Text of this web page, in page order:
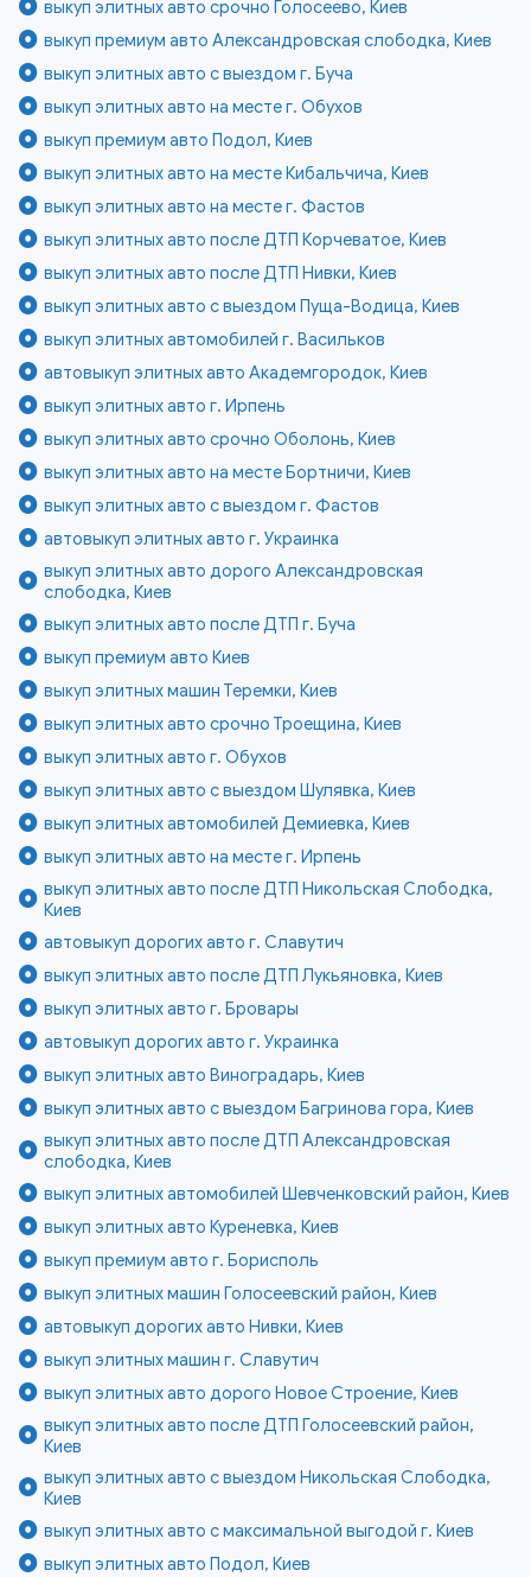
выкуп элитных авто срочно Голосеево, Киев
выкуп премиум авто Александровская слободка, Киев
выкуп элитных авто с выездом г. Буча
выкуп элитных авто на месте г. Обухов
выкуп премиум авто Подол, Киев
выкуп элитных авто на месте Кибальчича, Киев
выкуп элитных авто на месте г. Фастов
выкуп элитных авто после ДТП Корчеватое, Киев
выкуп элитных авто после ДТП Нивки, Киев
выкуп элитных авто с выездом Пуща-Водица, Киев
выкуп элитных автомобилей г. Васильков
автовыкуп элитных авто Академгородок, Киев
выкуп элитных авто г. Ирпень
выкуп элитных авто срочно Оболонь, Киев
выкуп элитных авто на месте Бортничи, Киев
выкуп элитных авто с выездом г. Фастов
автовыкуп элитных авто г. Украинка
выкуп элитных авто дорого Александровская
слободка, Киев
выкуп элитных авто после ДТП г. Буча
выкуп премиум авто Киев
выкуп элитных машин Теремки, Киев
выкуп элитных авто срочно Троещина, Киев
выкуп элитных авто г. Обухов
выкуп элитных авто с выездом Шулявка, Киев
выкуп элитных автомобилей Демиевка, Киев
выкуп элитных авто на месте г. Ирпень
выкуп элитных авто после ДТП Никольская Слободка,
Киев
автовыкуп дорогих авто г. Славутич
выкуп элитных авто после ДТП Лукьяновка, Киев
выкуп элитных авто г. Бровары
автовыкуп дорогих авто г. Украинка
выкуп элитных авто Виноградарь, Киев
выкуп элитных авто с выездом Багринова гора, Киев
выкуп элитных авто после ДТП Александровская
слободка, Киев
выкуп элитных автомобилей Шевченковский район, Киев
выкуп элитных авто Куреневка, Киев
выкуп премиум авто г. Борисполь
выкуп элитных машин Голосеевский район, Киев
автовыкуп дорогих авто Нивки, Киев
выкуп элитных машин г. Славутич
выкуп элитных авто дорого Новое Строение, Киев
выкуп элитных авто после ДТП Голосеевский район,
Киев
выкуп элитных авто с выездом Никольская Слободка,
Киев
выкуп элитных авто с максимальной выгодой г. Киев
выкуп элитных авто Подол, Киев